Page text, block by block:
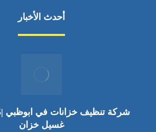
أحدث الأخبار
غسيل خزان